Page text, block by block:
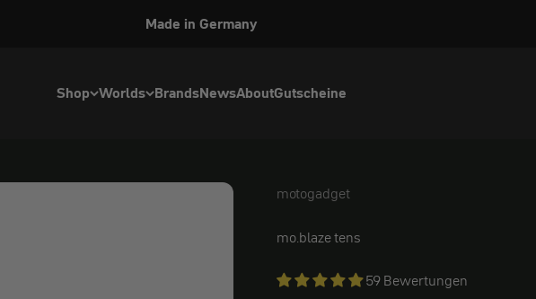
Made in Germany
Shop Worlds BrandsNewsAboutGutscheine
motogadget
motogadget
mo.blaze tens
59 Bewertungen